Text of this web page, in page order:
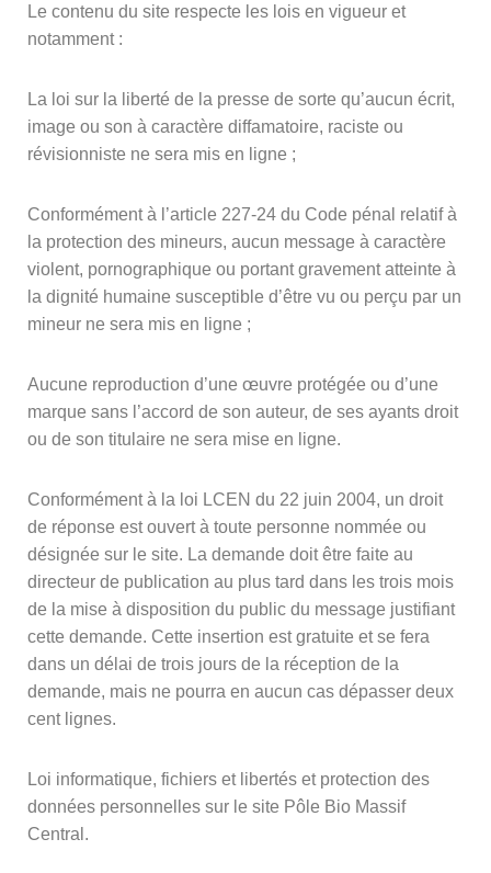
Le contenu du site respecte les lois en vigueur et
notamment :
La loi sur la liberté de la presse de sorte qu’aucun écrit,
image ou son à caractère diffamatoire, raciste ou
révisionniste ne sera mis en ligne ;
Conformément à l’article 227-24 du Code pénal relatif à
la protection des mineurs, aucun message à caractère
violent, pornographique ou portant gravement atteinte à
la dignité humaine susceptible d’être vu ou perçu par un
mineur ne sera mis en ligne ;
Aucune reproduction d’une œuvre protégée ou d’une
marque sans l’accord de son auteur, de ses ayants droit
ou de son titulaire ne sera mise en ligne.
Conformément à la loi LCEN du 22 juin 2004, un droit
de réponse est ouvert à toute personne nommée ou
désignée sur le site. La demande doit être faite au
directeur de publication au plus tard dans les trois mois
de la mise à disposition du public du message justifiant
cette demande. Cette insertion est gratuite et se fera
dans un délai de trois jours de la réception de la
demande, mais ne pourra en aucun cas dépasser deux
cent lignes.
Loi informatique, fichiers et libertés et protection des
données personnelles sur le site Pôle Bio Massif
Central.